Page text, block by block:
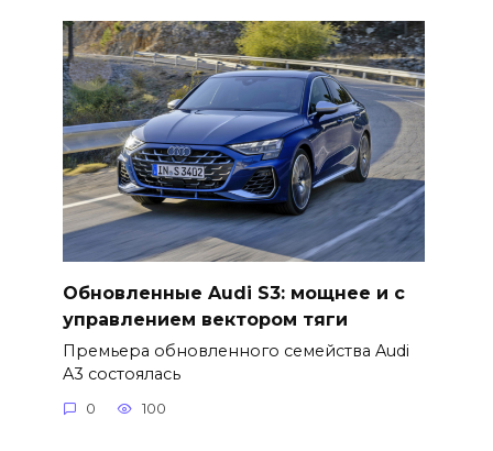
Обновленные Audi S3: мощнее и с
управлением вектором тяги
Премьера обновленного семейства Audi
A3 состоялась
0 100